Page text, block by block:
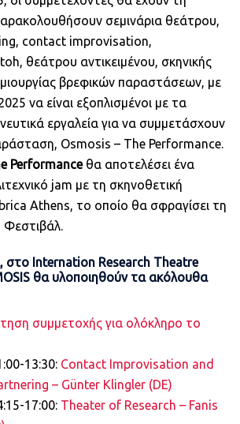
σεμινάρια θεάτρου,
contact improvisation,
θεάτρου αντικειμένου, σκηνικής
βρεφικών παραστάσεων, με
να είναι εξοπλισμένοι με τα
εργαλεία για να συμμετάσχουν
Osmosis – The Performance.
Performanceθα αποτελέσει ένα
jam με τη σκηνοθετική
Athens, το οποίο θα σφραγίσει τη
Φεστιβάλ.
στο Internation Research Theatre
θα υλοποιηθούν τα ακόλουθα
συμμετοχής για ολόκληρο το
13:30: Contact Improvisation and
– Günter Klingler (DE)
17:00: Theater of Research – Fanis